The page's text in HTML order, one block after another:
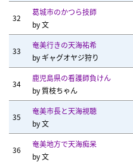
32
葛城市のかつら技師
by文
33
奄美行きの天海祐希
by ギャグオヤジ狩り
34
鹿児島県の看護師負けん
by質枝ちゃん
35
奄美市長と天海視聴
by文
36
奄美地方で天海痴呆
by文